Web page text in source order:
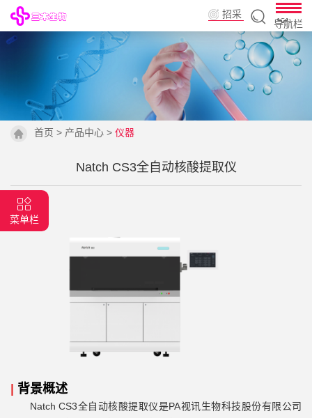
招采
导航栏
首页 > 产品中心 > 仪器
菜单栏
Natch CS3全自动核酸提取仪
背景概述
Natch CS3全自动核酸提取仪是PA视讯生物科技股份有限公司